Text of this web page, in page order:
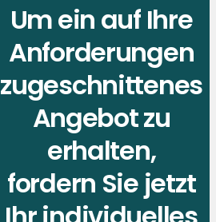
Um ein auf Ihre
Anforderungen
zugeschnittenes
Angebot zu
erhalten,
fordern Sie jetzt